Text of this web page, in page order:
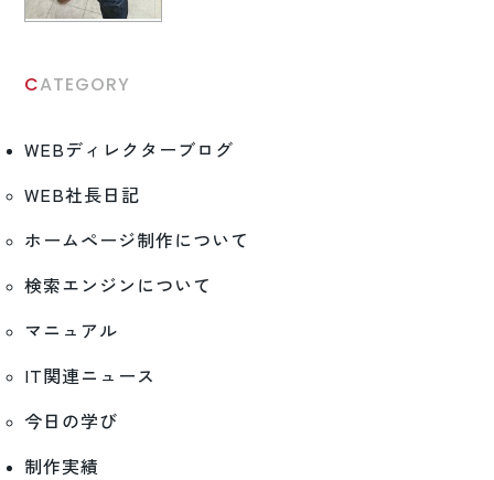
CATEGORY
WEBディレクターブログ
WEB社長日記
ホームページ制作について
検索エンジンについて
マニュアル
IT関連ニュース
今日の学び
制作実績